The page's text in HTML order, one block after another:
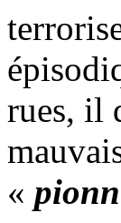
rues, il
«